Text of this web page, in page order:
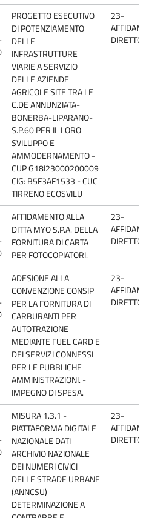
PROGETTO ESECUTIVO
DI POTENZIAMENTO
DELLE
INFRASTRUTTURE
VIARIE A SERVIZIO
DELLE AZIENDE
AGRICOLE SITE TRA LE
C.DE ANNUNZIATA-
BONERBA-LIPARANO-
S.P.60 PER IL LORO
SVILUPPO E
AMMODERNAMENTO -
CUP G18I23000200009
CIG: B5F3AF1533 - CUC
TIRRENO ECOSVILU
23-
DIRETTO
AFFIDAMENTO ALLA
DITTA MYO S.P.A. DELLA
FORNITURA DI CARTA
PER FOTOCOPIATORI.
23-
DIRETTO
ADESIONE ALLA
CONVENZIONE CONSIP
PER LA FORNITURA DI
CARBURANTI PER
AUTOTRAZIONE
MEDIANTE FUEL CARD E
DEI SERVIZI CONNESSI
PER LE PUBBLICHE
AMMINISTRAZIONI. -
IMPEGNO DI SPESA.
23-
DIRETTO
MISURA 1.3.1 -
PIATTAFORMA DIGITALE
NAZIONALE DATI
ARCHIVIO NAZIONALE
DEI NUMERI CIVICI
DELLE STRADE URBANE
(ANNCSU)
DETERMINAZIONE A
23-
DIRETTO